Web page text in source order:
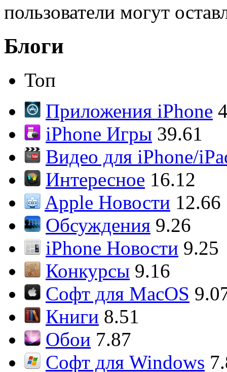
пользователи могут
Блоги
Топ
Приложения iPhone
iPhone Игры 39.61
Видео для iPhone/
Интересное 16.12
Apple Новости 12.66
Обсуждения 9.26
iPhone Новости 9.25
Конкурсы 9.16
Софт для MacOS
Книги 8.51
Обои 7.87
Софт для Windows